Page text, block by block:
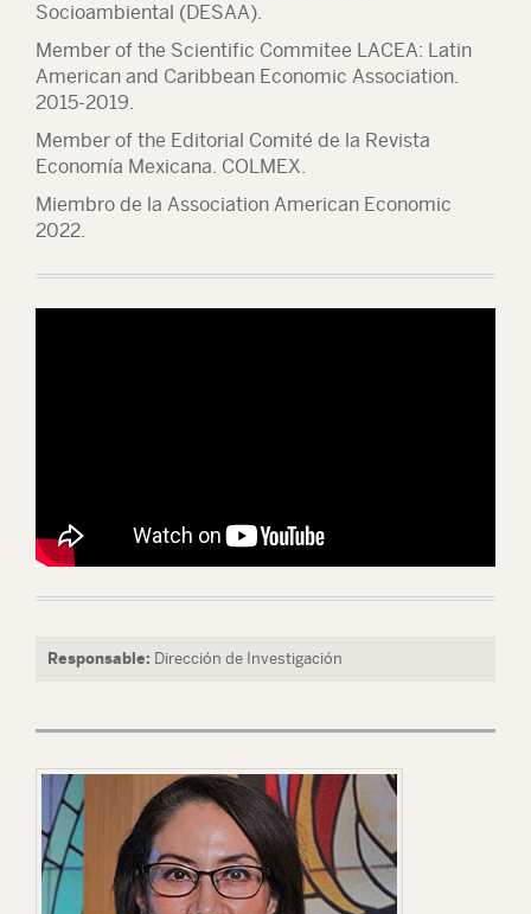
Socioambiental (DESAA).
Member of the Scientific Commitee LACEA: Latin
American and Caribbean Economic Association.
2015-2019.
Member of the Editorial Comité de la Revista
Economía Mexicana. COLMEX.
Miembro de la Association American Economic
2022.
Responsable: Dirección de Investigación